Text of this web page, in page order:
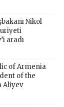
Nikol
aradı
of Armenia
of the
Aliyev